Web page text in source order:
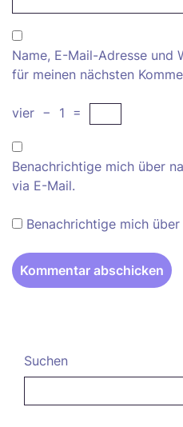
Name, E-Mail-Adresse und
für meinen nächsten
vier − 1 =
Benachrichtige mich über
via E-Mail.
Benachrichtige mich
Suchen